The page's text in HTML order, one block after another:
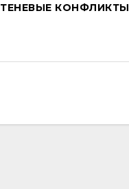
ТЕНЕВЫЕ КОНФЛИКТЫ